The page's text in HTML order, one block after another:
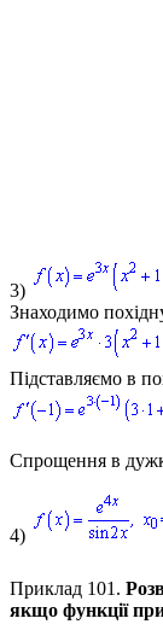
3)
Знаходимо
Підставляємо в
Спрощення в
4)
Приклад 101.
якщо функції